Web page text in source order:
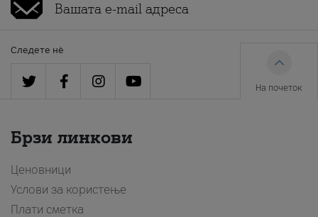
Следете нè
На почеток
Брзи линкови
Ценовници
Услови за користење
Плати сметка